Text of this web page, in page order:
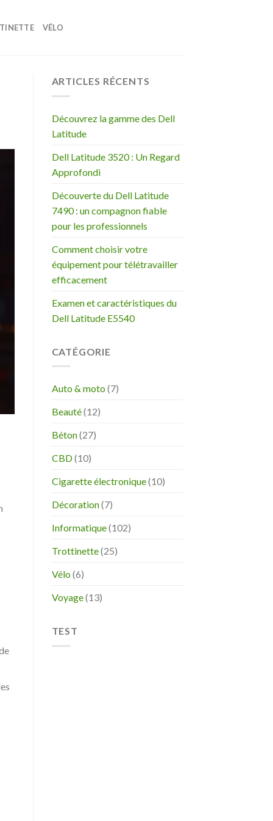
VÉLO
ARTICLES RÉCENTS
Découvrez la gamme des Dell
Latitude
Dell Latitude 3520 : Un Regard
Approfondi
Découverte du Dell Latitude
7490 : un compagnon fiable
pour les professionnels
Comment choisir votre
équipement pour télétravailler
efficacement
Examen et caractéristiques du
Dell Latitude E5540
CATÉGORIE
Auto & moto(7)
Beauté(12)
Béton(27)
CBD(10)
Cigarette électronique(10)
Décoration(7)
Informatique(102)
Trottinette(25)
Vélo(6)
Voyage(13)
TEST